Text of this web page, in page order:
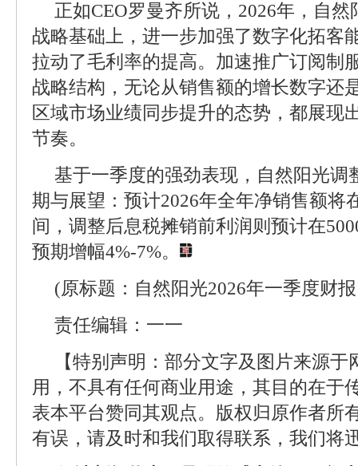
正如CEO罗曼齐所说，2026年，自
战略基础上，进一步加强了数字化拓客
拉动了毛利率的提高。加速推广订阅制
战略结构，无论从销售额的增长数字还
区域市场业绩同步提升的态势，都展现
节奏。
基于一季度的强劲表现，自然阳光调
期与展望：预计2026年全年净销售额将
间，调整后息税摊销前利润则预计在
预期增幅4%-7%。
(原标题：自然阳光2026年一季度财
责任编辑：一一
【特别声明：部分文字及图片来源
用，不具有任何商业用途，其目的在于
表本平台赞同其观点。版权归原作者所
有误，请及时和我们取得联系，我们将